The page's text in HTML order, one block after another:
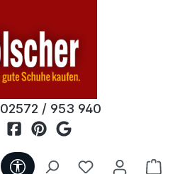
02572 / 953 940
Werkzeugleiste anzeigen
Du hast 0